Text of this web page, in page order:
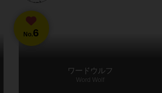
No.6
ワードウルフ
Word Wolf